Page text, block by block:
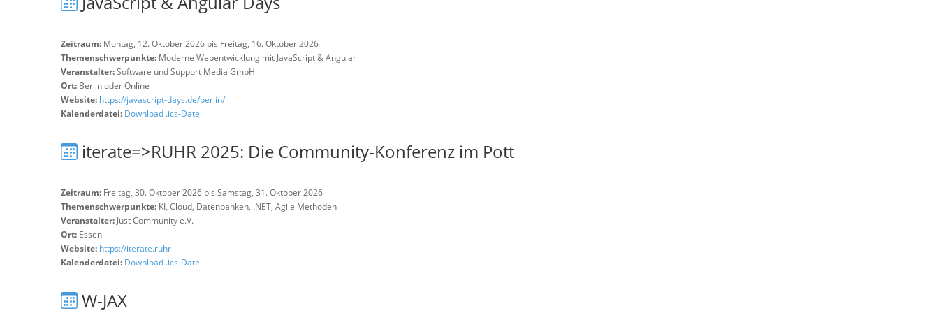
Zeitraum: Montag, 12. Oktober 2026 bis Freitag, 16. Oktober 2026
Themenschwerpunkte: Moderne Webentwicklung mit JavaScript & Angular
Veranstalter:Software und Support Media GmbH
Ort: Berlin oder Online
Website: https://javascript-days.de/berlin/
Kalenderdatei: Download .ics-Datei
iterate=>RUHR 2025: Die Community-Konferenz im Pott
Zeitraum: Freitag, 30. Oktober 2026 bis Samstag, 31. Oktober 2026
Themenschwerpunkte: KI, Cloud, Datenbanken, .NET, Agile Methoden
Veranstalter: Just Community e.V.
Ort: Essen
Website: https://iterate.ruhr
Kalenderdatei: Download .ics-Datei
W-JAX